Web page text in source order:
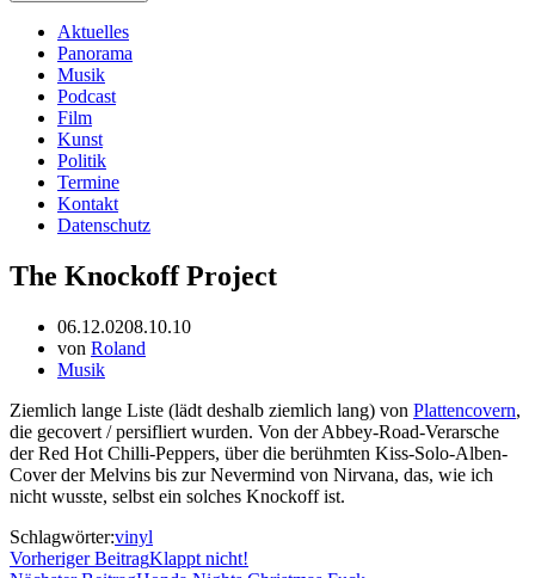
Aktuelles
Panorama
Musik
Podcast
Film
Kunst
Politik
Termine
Kontakt
Datenschutz
The Knockoff Project
06.12.0208.10.10
von Roland
Musik
Ziemlich lange Liste (lädt deshalb ziemlich lang) von Plattencovern,
die gecovert / persifliert wurden. Von der Abbey-Road-Verarsche
der Red Hot Chilli-Peppers, über die berühmten Kiss-Solo-Alben-
Cover der Melvins bis zur Nevermind von Nirvana, das, wie ich
nicht wusste, selbst ein solches Knockoff ist.
Schlagwörter:vinyl
Vorheriger BeitragKlappt nicht!